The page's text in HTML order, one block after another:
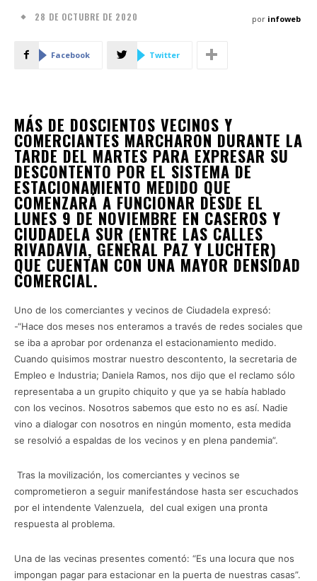
28 DE OCTUBRE DE 2020 por infoweb
Facebook Twitter
MÁS DE DOSCIENTOS VECINOS Y
COMERCIANTES MARCHARON DURANTE LA
TARDE DEL MARTES PARA EXPRESAR SU
DESCONTENTO POR EL SISTEMA DE
ESTACIONAMIENTO MEDIDO QUE
COMENZARÁ A FUNCIONAR DESDE EL
LUNES 9 DE NOVIEMBRE EN CASEROS Y
CIUDADELA SUR (ENTRE LAS CALLES
RIVADAVIA, GENERAL PAZ Y LUCHTER)
QUE CUENTAN CON UNA MAYOR DENSIDAD
COMERCIAL.
Uno de los comerciantes y vecinos de Ciudadela expresó:
-“Hace dos meses nos enteramos a través de redes sociales que
se iba a aprobar por ordenanza el estacionamiento medido.
Cuando quisimos mostrar nuestro descontento, la secretaria de
Empleo e Industria; Daniela Ramos, nos dijo que el reclamo sólo
representaba a un grupito chiquito y que ya se había hablado
con los vecinos. Nosotros sabemos que esto no es así. Nadie
vino a dialogar con nosotros en ningún momento, esta medida
se resolvió a espaldas de los vecinos y en plena pandemia”.
Tras la movilización, los comerciantes y vecinos se
comprometieron a seguir manifestándose hasta ser escuchados
por el intendente Valenzuela, del cual exigen una pronta
respuesta al problema.
Una de las vecinas presentes comentó: “Es una locura que nos
impongan pagar para estacionar en la puerta de nuestras casas”.